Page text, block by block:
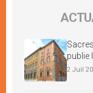
publie
2 Juil